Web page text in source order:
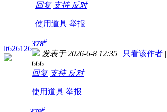
回复 支持 反对
使用道具 举报
lt626126
378#
发表于 2026-6-8 12:35 | 只看该作者 |
666
回复 支持 反对
使用道具 举报
#